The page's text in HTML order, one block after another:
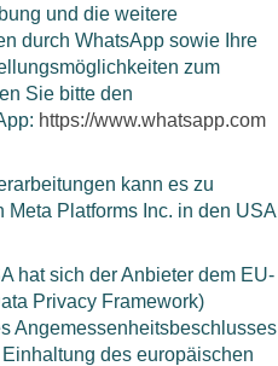
und die weitere
durch WhatsApp sowie Ihre
zum
Sie bitte den
https://www.whatsapp.com
kann es zu
Platforms Inc. in den USA
hat sich der Anbieter dem EU-
Privacy Framework)
Angemessenheitsbeschlusses
des europäischen